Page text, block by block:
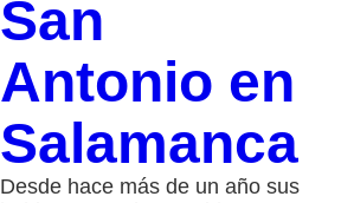
San
Antonio en
Salamanca
Desde hace más de un año sus